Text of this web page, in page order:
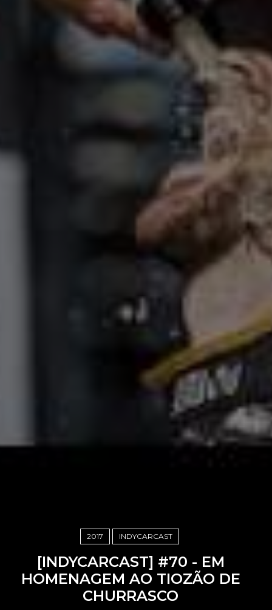
2017 INDYCARCAST
[INDYCARCAST] #70 - EM
HOMENAGEM AO TIOZÃO DE
CHURRASCO